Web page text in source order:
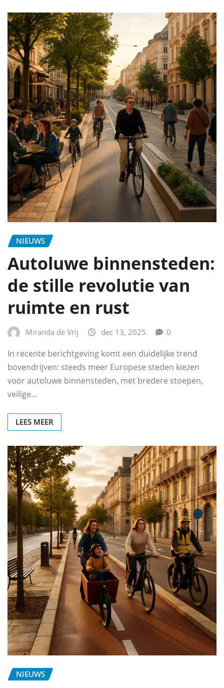
NIEUWS
Autoluwe binnensteden:
de stille revolutie van
ruimte en rust
Miranda de Vrij dec 13, 2025 0
In recente berichtgeving komt een duidelijke trend
bovendrijven: steeds meer Europese steden kiezen
voor autoluwe binnensteden, met bredere stoepen,
veilige…
LEES MEER
NIEUWS